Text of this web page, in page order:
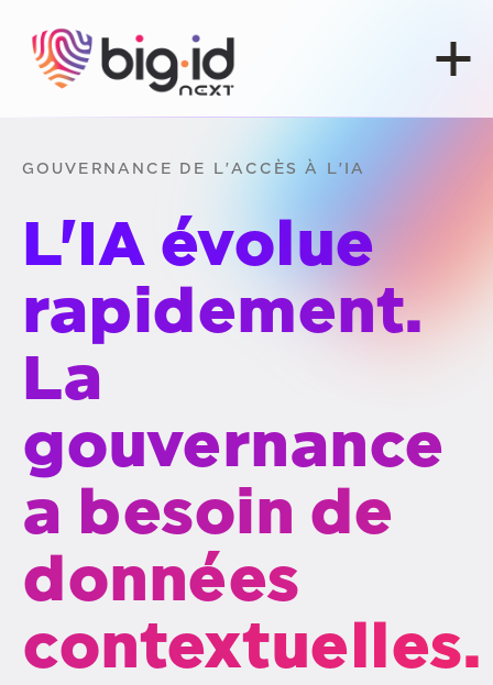
GOUVERNANCE DE L'ACCÈS À L'IA
L'IA évolue
rapidement.
La
gouvernance
a besoin de
données
contextuelles.